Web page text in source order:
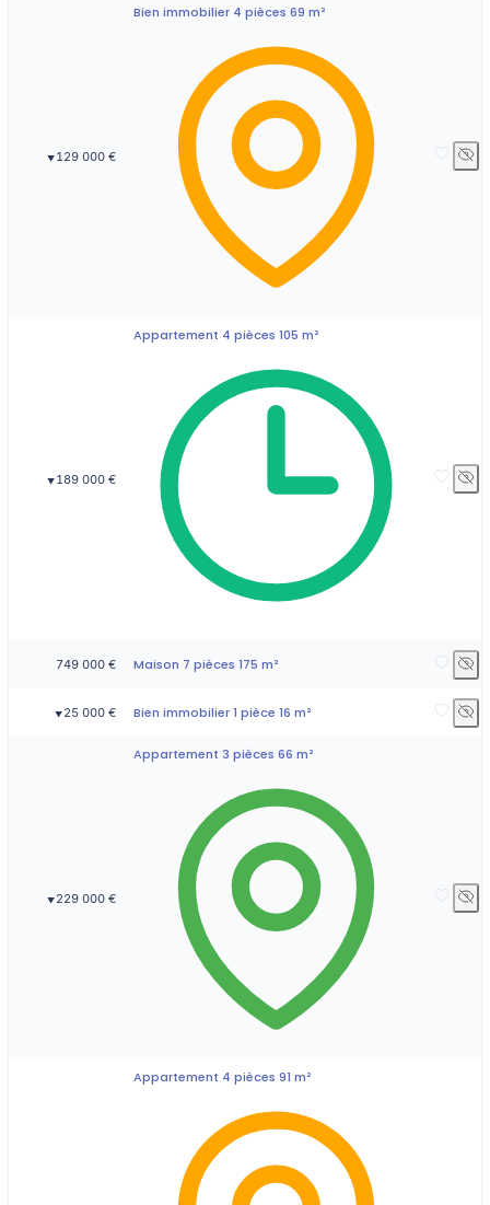
▼ 129 000 €
Bien immobilier 4 pièces 69 m²
▼ 189 000 €
Appartement 4 pièces 105 m²
749 000 € Maison 7 pièces 175 m²
▼ 25 000 € Bien immobilier 1 pièce 16 m²
▼ 229 000 €
Appartement 3 pièces 66 m²
Appartement 4 pièces 91 m²